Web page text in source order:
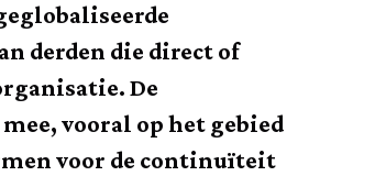
derden die direct of
De
vooral op het gebied
voor de continuïteit